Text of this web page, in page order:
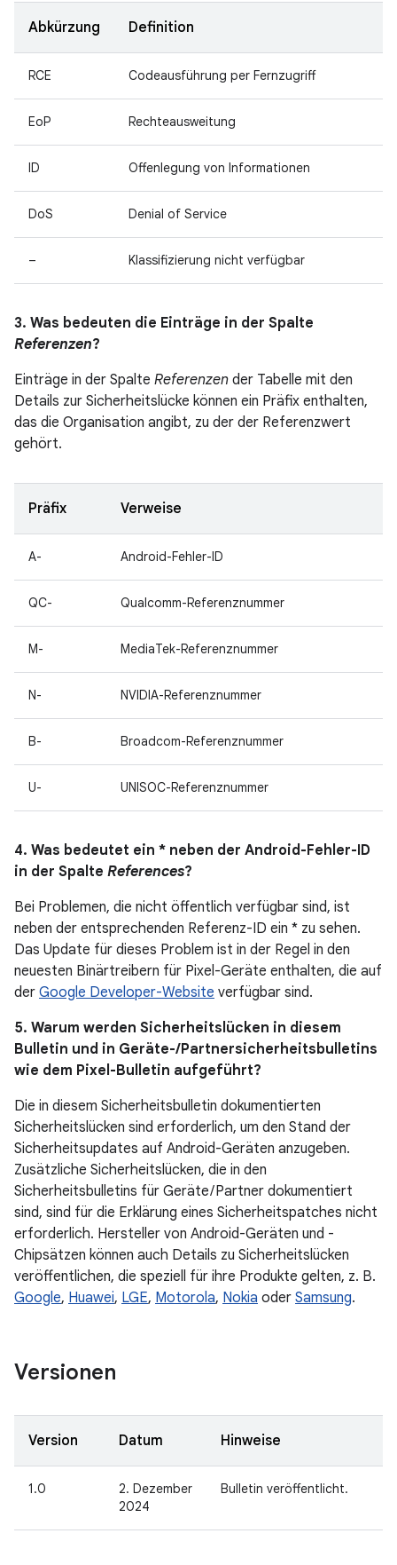
Abkürzung Definition
RCE Codeausführung per Fernzugriff
EoP Rechteausweitung
ID Offenlegung von Informationen
DoS Denial of Service
– Klassifizierung nicht verfügbar
3. Was bedeuten die Einträge in der Spalte
Referenzen?
Einträge in der Spalte Referenzen der Tabelle mit den
Details zur Sicherheitslücke können ein Präfix enthalten,
das die Organisation angibt, zu der der Referenzwert
gehört.
Präfix Verweise
A- Android-Fehler-ID
QC- Qualcomm-Referenznummer
M- MediaTek-Referenznummer
N- NVIDIA-Referenznummer
B- Broadcom-Referenznummer
U- UNISOC-Referenznummer
4. Was bedeutet ein * neben der Android-Fehler-ID
in der Spalte References?
Bei Problemen, die nicht öffentlich verfügbar sind, ist
neben der entsprechenden Referenz-ID ein * zu sehen.
Das Update für dieses Problem ist in der Regel in den
neuesten Binärtreibern für Pixel-Geräte enthalten, die auf
der Google Developer-Website verfügbar sind.
5. Warum werden Sicherheitslücken in diesem
Bulletin und in Geräte-/Partnersicherheitsbulletins
wie dem Pixel-Bulletin aufgeführt?
Die in diesem Sicherheitsbulletin dokumentierten
Sicherheitslücken sind erforderlich, um den Stand der
Sicherheitsupdates auf Android-Geräten anzugeben.
Zusätzliche Sicherheitslücken, die in den
Sicherheitsbulletins für Geräte / Partner dokumentiert
sind, sind für die Erklärung eines Sicherheitspatches nicht
erforderlich. Hersteller von Android-Geräten und -
Chipsätzen können auch Details zu Sicherheitslücken
veröffentlichen, die speziell für ihre Produkte gelten, z. B.
Google, Huawei, LGE, Motorola, Nokia oder Samsung.
Versionen
Version Datum Hinweise
1.0
2. Dezember
2024
Bulletin veröffentlicht.